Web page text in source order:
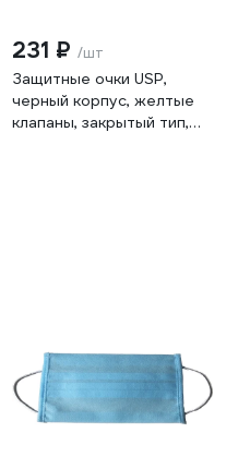
231 ₽ /шт
Защитные очки USP,
черный корпус, желтые
клапаны, закрытый тип,